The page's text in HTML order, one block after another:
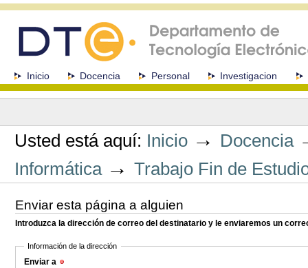
navegación
SeccionesInicio Docencia Personal Investigacion
Herramientas
Usted está aquí: Inicio → Docencia
Informática →Trabajo Fin de
Enviar esta página a alguien
Introduzca la dirección de correo del destinatario y le enviaremos un
Información de la dirección
Enviar a